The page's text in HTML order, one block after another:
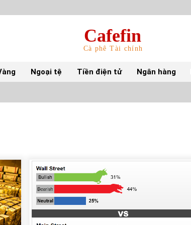
Cafefin
Cà phê Tài chính
Ngoại tệ Tiền điện tử Ngân hàng
Top 10 tỷ phú giàu nhất thế giới – Bảng xếp
hạng 2022
31/05/2022
S&P Ratings cập nhật xếp hạng tín nhiệm